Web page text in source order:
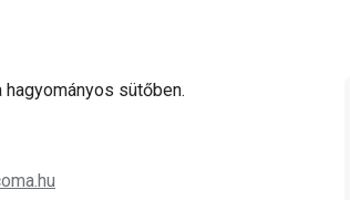
hagyományos sütőben.